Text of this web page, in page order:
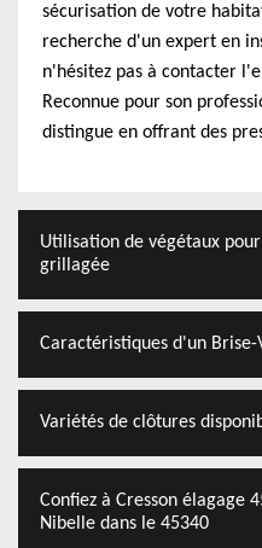
sécurisation de votre
recherche d'un expert en
n'hésitez pas à contacter
Reconnue pour son
distingue en offrant des
Utilisation de végétaux
grillagée
Caractéristiques d'un Brise-
Variétés de clôtures
Confiez à Cresson élagage
Nibelle dans le 45340